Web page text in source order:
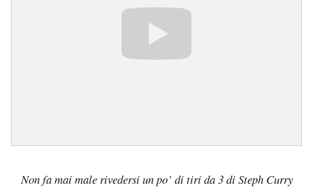
Non fa mai male rivedersi un po’ di tiri da 3 di Steph Curry